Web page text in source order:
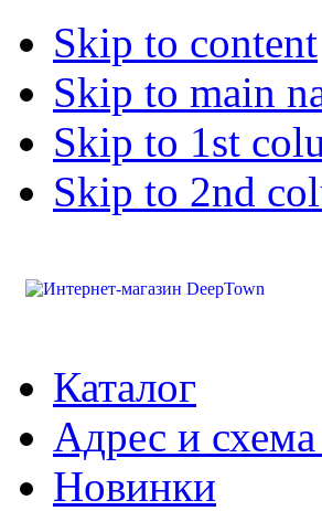
Skip to content
Skip to main
Skip to 1st
Skip to 2nd
Каталог
Адрес и схема
Новинки